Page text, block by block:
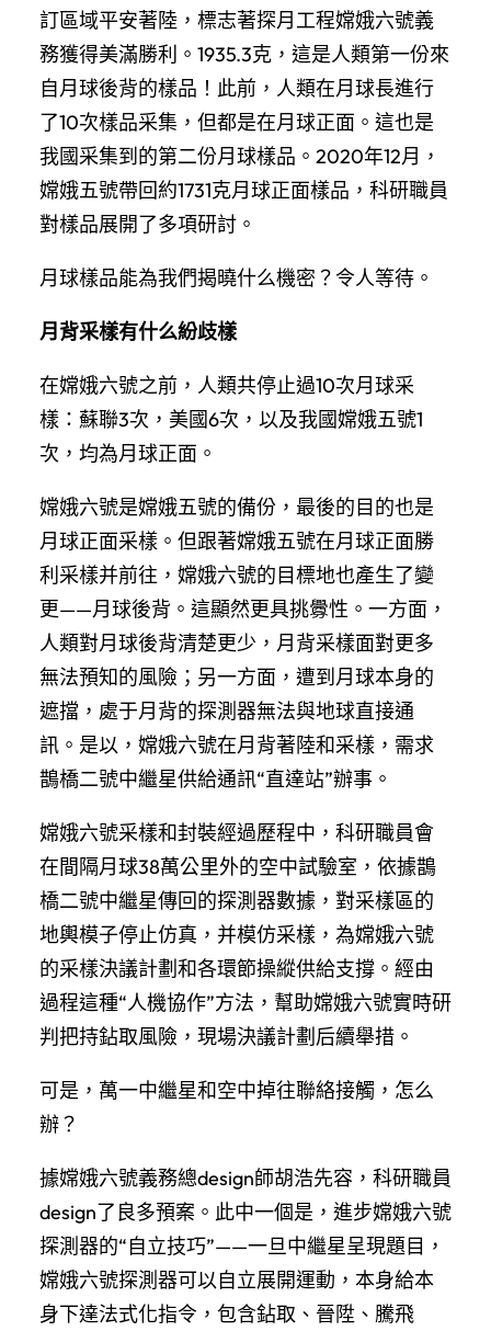
訂區域平安著陸，標志著探月工程嫦娥六號義
務獲得美滿勝利。1935.3克，這是人類第一份來
自月球後背的樣品！此前，人類在月球長進行
了10次樣品采集，但都是在月球正面。這也是
我國采集到的第二份月球樣品。2020年12月，
嫦娥五號帶回約1731克月球正面樣品，科研職員
對樣品展開了多項研討。
月球樣品能為我們揭曉什么機密？令人等待。
月背采樣有什么紛歧樣
在嫦娥六號之前，人類共停止過10次月球采
樣：蘇聯3次，美國6次，以及我國嫦娥五號1
次，均為月球正面。
嫦娥六號是嫦娥五號的備份，最後的目的也是
月球正面采樣。但跟著嫦娥五號在月球正面勝
利采樣并前往，嫦娥六號的目標地也產生了變
更——月球後背。這顯然更具挑釁性。一方面，
人類對月球後背清楚更少，月背采樣面對更多
無法預知的風險；另一方面，遭到月球本身的
遮擋，處于月背的探測器無法與地球直接通
訊。是以，嫦娥六號在月背著陸和采樣，需求
鵲橋二號中繼星供給通訊“直達站”辦事。
嫦娥六號采樣和封裝經過歷程中，科研職員會
在間隔月球38萬公里外的空中試驗室，依據鵲
橋二號中繼星傳回的探測器數據，對采樣區的
地輿模子停止仿真，并模仿采樣，為嫦娥六號
的采樣決議計劃和各環節操縱供給支撐。經由
過程這種“人機協作”方法，幫助嫦娥六號實時研
判把持鉆取風險，現場決議計劃后續舉措。
可是，萬一中繼星和空中掉往聯絡接觸，怎么
辦？
據嫦娥六號義務總design師胡浩先容，科研職員
design了良多預案。此中一個是，進步嫦娥六號
探測器的“自立技巧”——一旦中繼星呈現題目，
嫦娥六號探測器可以自立展開運動，本身給本
身下達法式化指令，包含鉆取、晉陞、騰飛